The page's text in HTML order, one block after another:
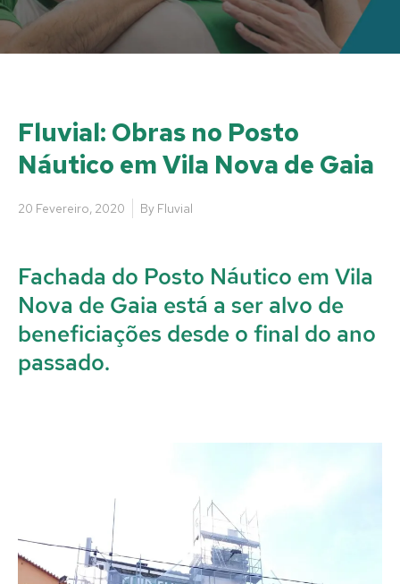
Fluvial: Obras no Posto
Náutico em Vila Nova de Gaia
20 Fevereiro, 2020 By Fluvial
Fachada do Posto Náutico em Vila
Nova de Gaia está a ser alvo de
beneficiações desde o final do ano
passado.